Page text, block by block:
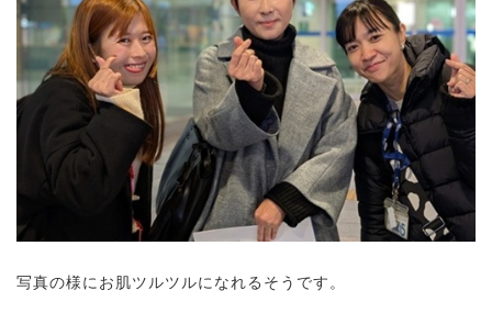
写真の様にお肌ツルツルになれるそうです。